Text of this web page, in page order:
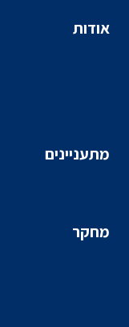
אודות
מתעניינים
מחקר